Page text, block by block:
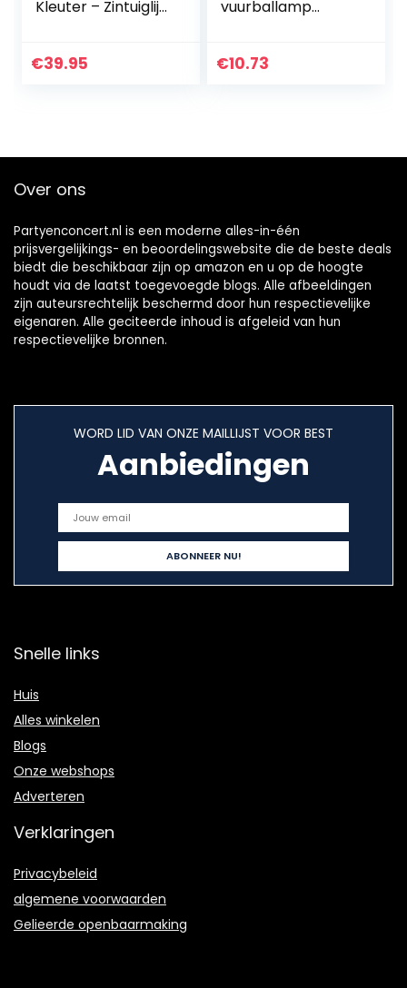
Kleuter – Zintuiglijk
vanaf 3 jaar –
€39.95
vuurballamp
draagbare stand
€10.73
Over ons
Partyenconcert.nl is een moderne alles-in-één
prijsvergelijkings- en beoordelingswebsite die de beste deals
biedt die beschikbaar zijn op amazon en u op de hoogte
houdt via de laatst toegevoegde blogs. Alle afbeeldingen
zijn auteursrechtelijk beschermd door hun respectievelijke
eigenaren. Alle geciteerde inhoud is afgeleid van hun
respectievelijke bronnen.
WORD LID VAN ONZE MAILLIJST VOOR BEST
Aanbiedingen
Snelle links
Huis
Alles winkelen
Blogs
Onze webshops
Adverteren
Verklaringen
Privacybeleid
algemene voorwaarden
Gelieerde openbaarmaking